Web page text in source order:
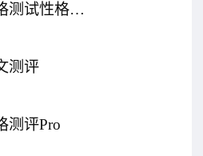
测试性格心
评人格分析
测评
测评Pro